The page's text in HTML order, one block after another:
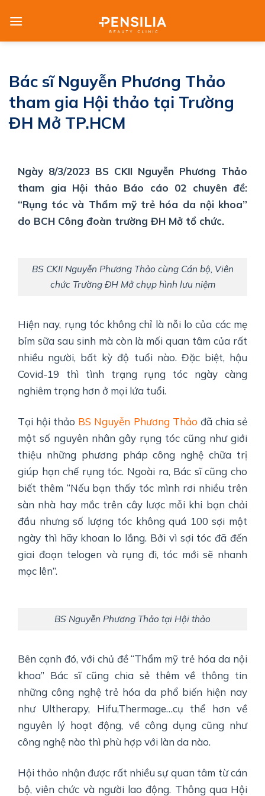
Bác sĩ Nguyễn Phương Thảo
tham gia Hội thảo tại Trường
ĐH Mở TP.HCM
Ngày 8/3/2023 BS CKII Nguyễn Phương Thảo
tham gia Hội thảo Báo cáo 02 chuyên đề:
“Rụng tóc và Thẩm mỹ trẻ hóa da nội khoa”
do BCH Công đoàn trường ĐH Mở tổ chức.
BS CKII Nguyễn Phương Thảo cùng Cán bộ, Viên
chức Trường ĐH Mở chụp hình lưu niệm
Hiện nay, rụng tóc không chỉ là nỗi lo của các mẹ
bỉm sữa sau sinh mà còn là mối quan tâm của rất
nhiều người, bất kỳ độ tuổi nào. Đặc biệt, hậu
Covid-19 thì tình trạng rụng tóc ngày càng
nghiêm trọng hơn ở mọi lứa tuổi.
Tại hội thảo BS Nguyễn Phương Thảo đã chia sẻ
một số nguyên nhân gây rụng tóc cũng như giới
thiệu những phương pháp công nghệ chữa trị
giúp hạn chế rụng tóc. Ngoài ra, Bác sĩ cũng cho
biết thêm “Nếu bạn thấy tóc mình rơi nhiều trên
sàn nhà hay mắc trên cây lược mỗi khi bạn chải
đầu nhưng số lượng tóc không quá 100 sợi một
ngày thì hãy khoan lo lắng. Bởi vì sợi tóc đã đến
giai đoạn telogen và rụng đi, tóc mới sẽ nhanh
mọc lên”.
BS Nguyễn Phương Thảo tại Hội thảo
Bên cạnh đó, với chủ đề “Thẩm mỹ trẻ hóa da nội
khoa” Bác sĩ cũng chia sẻ thêm về thông tin
những công nghệ trẻ hóa da phổ biến hiện nay
như Ultherapy, Hifu,Thermage…cụ thể hơn về
nguyên lý hoạt động, về công dụng cũng như
công nghệ nào thì phù hợp với làn da nào.
Hội thảo nhận được rất nhiều sự quan tâm từ cán
bộ, viên chức và người lao động. Thông qua Hội